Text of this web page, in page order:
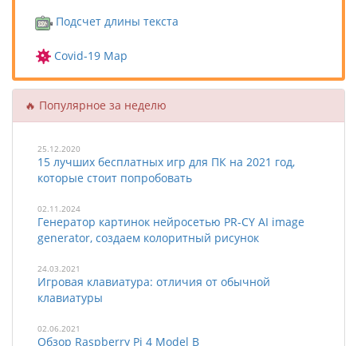
Подсчет длины текста
Covid-19 Map
🔥 Популярное за неделю
25.12.2020
15 лучших бесплатных игр для ПК на 2021 год,
которые стоит попробовать
02.11.2024
Генератор картинок нейросетью PR-CY AI image
generator, создаем колоритный рисунок
24.03.2021
Игровая клавиатура: отличия от обычной
клавиатуры
02.06.2021
Обзор Raspberry Pi 4 Model B